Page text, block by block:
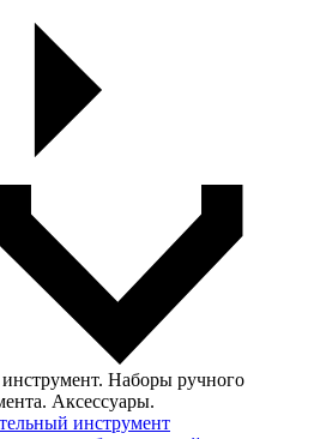
Наборы ручного
Аксессуары.
инструмент